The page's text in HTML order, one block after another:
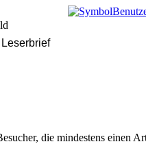
die mindestens einen